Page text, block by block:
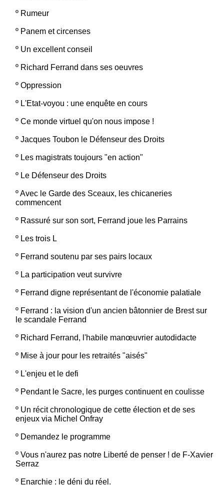
º Rumeur
º Panem et circenses
º Un excellent conseil
º Richard Ferrand dans ses oeuvres
º Oppression
º L'Etat-voyou : une enquête en cours
º Ce monde virtuel qu'on nous impose !
º Jacques Toubon le Défenseur des Droits
º Les magistrats toujours "en action"
º Le Défenseur des Droits
ºAvec le Garde des Sceaux, les chicaneries
commencent
º Rassuré sur son sort, Ferrand joue les Parrains
º Les trois L
º Ferrand soutenu par ses pairs locaux
º La participation veut survivre
º Ferrand digne représentant de l'économie palatiale
º Ferrand : la vision d'un ancien bâtonnier de Brest sur
le scandale Ferrand
º Richard Ferrand, l'habile manœuvrier autodidacte
º Mise à jour pour les retraités "aisés"
º L'enjeu et le defi
º Pendant le Sacre, les purges continuent en coulisse
º Un récit chronologique de cette élection et de ses
enjeux via Michel Onfray
º Demandez le programme
º Vous n'aurez pas notre Liberté de penser ! de F-Xavier
Serraz
º Enarchie : le déni du réel.